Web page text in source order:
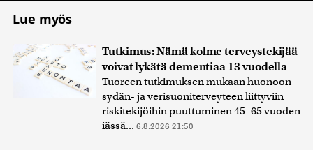
Lue myös
Tutkimus: Nämä kolme terveystekijää
voivat lykätä dementiaa 13 vuodella
Tuoreen tutkimuksen mukaan huonoon
sydän- ja verisuoniterveyteen liittyviin
riskitekijöihin puuttuminen 45–65 vuoden
iässä... 6.8.2026 21:50